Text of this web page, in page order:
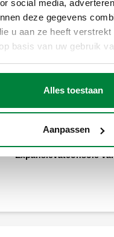
social media,
deze gegevens
u aan ze heeft verstrekt
basis van uw gebruik
Alles toestaan
Aanpassen
Voorgemonteerde
messing.
Voorgemonteerde
verwarmingsinstallaties.
Expansievatconsole